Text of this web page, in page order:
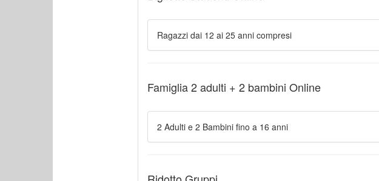
Ragazzi dai 12 ai 25 anni compresi
Famiglia 2 adulti + 2 bambini Online
2 Adulti e 2 Bambini fino a 16 anni